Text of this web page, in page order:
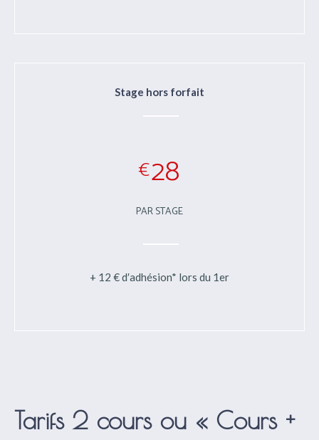
Stage hors forfait
€28
PAR STAGE
+ 12 € d′adhésion* lors du 1er
Tarifs 2 cours ou « Cours +